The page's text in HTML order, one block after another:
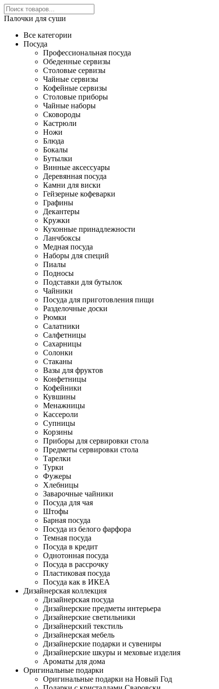
Палочки для суши
Все категории
Посуда
Профессиональная посуда
Обеденные сервизы
Столовые сервизы
Чайные сервизы
Кофейные сервизы
Столовые приборы
Чайные наборы
Сковороды
Кастрюли
Ножи
Блюда
Бокалы
Бутылки
Винные аксессуары
Деревянная посуда
Камни для виски
Гейзерные кофеварки
Графины
Декантеры
Кружки
Кухонные принадлежности
Ланчбоксы
Медная посуда
Наборы для специй
Пиалы
Подносы
Подставки для бутылок
Чайники
Посуда для приготовления пищи
Разделочные доски
Рюмки
Салатники
Салфетницы
Сахарницы
Солонки
Стаканы
Вазы для фруктов
Конфетницы
Кофейники
Кувшины
Менажницы
Кассероли
Супницы
Корзины
Приборы для сервировки стола
Предметы сервировки стола
Тарелки
Турки
Фужеры
Хлебницы
Заварочные чайники
Посуда для чая
Штофы
Барная посуда
Посуда из белого фарфора
Темная посуда
Посуда в кредит
Однотонная посуда
Посуда в рассрочку
Пластиковая посуда
Посуда как в ИКЕА
Дизайнерская коллекция
Дизайнерская посуда
Дизайнерские предметы интерьера
Дизайнерские светильники
Дизайнерский текстиль
Дизайнерская мебель
Дизайнерские подарки и сувениры
Дизайнерские шкуры и меховые изделия
Ароматы для дома
Оригинальные подарки
Оригинальные подарки на Новый Год